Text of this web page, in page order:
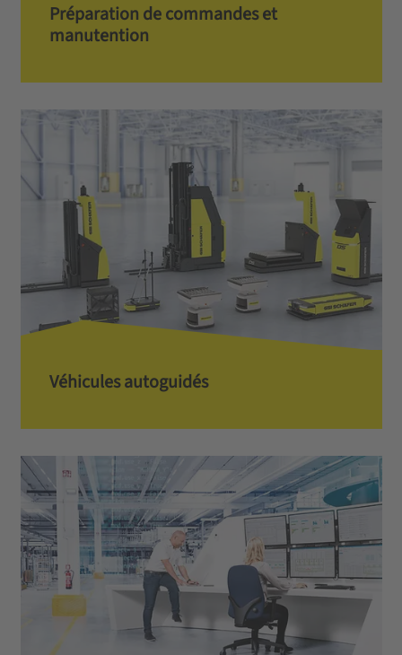
Préparation de commandes­ et
manutention
Véhicules autoguidés